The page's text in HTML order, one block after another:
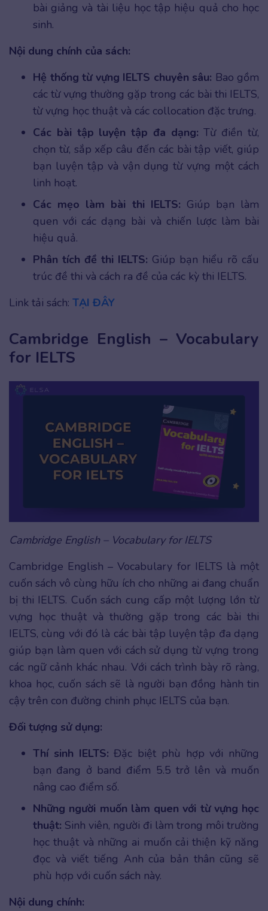
bài giảng và tài liệu học tập hiệu quả cho học
sinh.
Nội dung chính của sách:
Hệ thống từ vựng IELTS chuyên sâu: Bao gồm
các từ vựng thường gặp trong các bài thi IELTS,
từ vựng học thuật và các collocation đặc trưng.
Các bài tập luyện tập đa dạng: Từ điền từ,
chọn từ, sắp xếp câu đến các bài tập viết, giúp
bạn luyện tập và vận dụng từ vựng một cách
linh hoạt.
Các mẹo làm bài thi IELTS: Giúp bạn làm
quen với các dạng bài và chiến lược làm bài
hiệu quả.
Phân tích đề thi IELTS: Giúp bạn hiểu rõ cấu
trúc đề thi và cách ra đề của các kỳ thi IELTS.
Link tải sách: TẠI ĐÂY
Cambridge English – Vocabulary
for IELTS
Cambridge English – Vocabulary for IELTS
Cambridge English – Vocabulary for IELTS là một
cuốn sách vô cùng hữu ích cho những ai đang chuẩn
bị thi IELTS. Cuốn sách cung cấp một lượng lớn từ
vựng học thuật và thường gặp trong các bài thi
IELTS, cùng với đó là các bài tập luyện tập đa dạng
giúp bạn làm quen với cách sử dụng từ vựng trong
các ngữ cảnh khác nhau. Với cách trình bày rõ ràng,
khoa học, cuốn sách sẽ là người bạn đồng hành tin
cậy trên con đường chinh phục IELTS của bạn.
Đối tượng sử dụng:
Thí sinh IELTS:Đặc biệt phù hợp với những
bạn đang ở band điểm 5.5 trở lên và muốn
nâng cao điểm số.
Những người muốn làm quen với từ vựng học
thuật: Sinh viên, người đi làm trong môi trường
học thuật và những ai muốn cải thiện kỹ năng
đọc và viết tiếng Anh của bản thân cũng sẽ
phù hợp với cuốn sách này.
Nội dung chính: